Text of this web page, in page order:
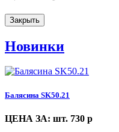
Закрыть
Новинки
Балясина SK50.21
ЦЕНА ЗА: шт. 730 p